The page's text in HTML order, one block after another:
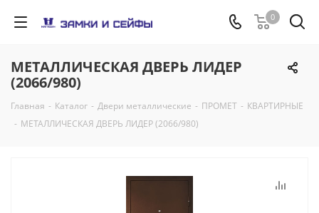
0
МЕТАЛЛИЧЕСКАЯ ДВЕРЬ ЛИДЕР
(2066/980)
Главная - Каталог - Двери металлические - ПРОМЕТ - КВАРТИРНЫЕ
- МЕТАЛЛИЧЕСКАЯ ДВЕРЬ ЛИДЕР (2066/980)